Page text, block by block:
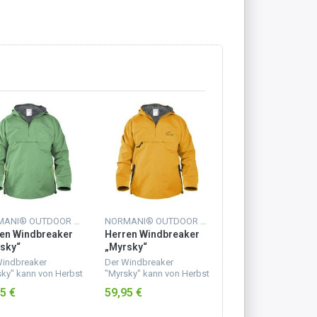
NORMANI® OUTDOOR SPORTS
Windbreaker
Hellgrün
kann von Herbst
werden. Das
€
NORMANI® OUTDOOR SPORTS
Herren Windbreaker
„Myrsky“
Gelb/Schwarz
Der Windbreaker
"Myrsky" kann von Herbst
getragen werden. Das
59,95 €